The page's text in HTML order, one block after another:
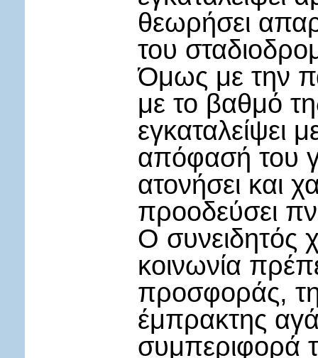
θεωρήσει
του
Όμως με την
με το βαθμό
εγκαταλείψει
απόφασή του
ατονήσει και
προοδεύσει
Ο συνειδητός
κοινωνία
προσφοράς,
έμπρακτης
συμπεριφορά